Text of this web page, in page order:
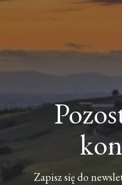
Zapisz się do